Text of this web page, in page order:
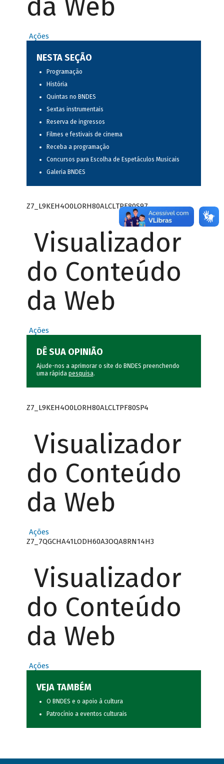
da Web
Ações
NESTA SEÇÃO
Programação
História
Quintas no BNDES
Sextas instrumentais
Reserva de ingressos
Filmes e festivais de cinema
Receba a programação
Concursos para Escolha de Espetáculos Musicais
Galeria BNDES
Z7_L9KEH4O0LORH80ALCLTPF80S97
Visualizador
do Conteúdo
da Web
Ações
DÊ SUA OPINIÃO
Ajude-nos a aprimorar o site do BNDES preenchendo
uma rápida pesquisa.
Z7_L9KEH4O0LORH80ALCLTPF80SP4
Visualizador
do Conteúdo
da Web
Ações
Z7_7QGCHA41LODH60A3OQA8RN14H3
Visualizador
do Conteúdo
da Web
Ações
VEJA TAMBÉM
O BNDES e o apoio à cultura
Patrocínio a eventos culturais